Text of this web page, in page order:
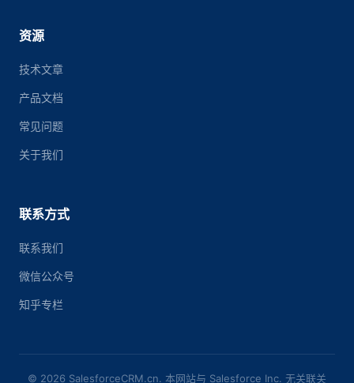
资源
技术文章
产品文档
常见问题
关于我们
联系方式
联系我们
微信公众号
知乎专栏
© 2026 SalesforceCRM.cn. 本网站与 Salesforce Inc. 无关联关